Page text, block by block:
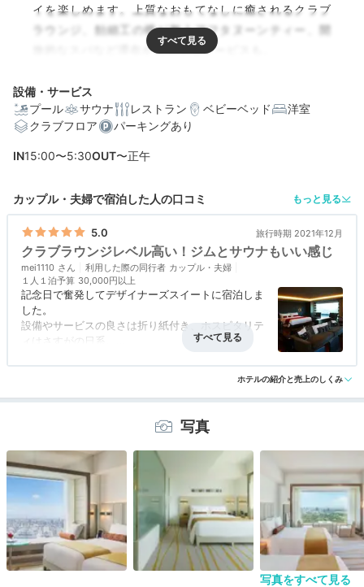
イを楽しめます。上質なおもてなしに癒されるクラブ
ラウンジ、飴細工の蝶が舞うアフタヌーンティー、開
放的なスパなど滞在が充実するサービスも。
編集部おすすめの３つのポイント
滝をイメージしたガラスアートが美しい、芸術的な"天空
のバー"
コンテンポラリーな和食を味わえるメインダイニング
設備・サービス
プール
サウナ レストラン ベビーベッド
洋室
クラブフロア
パーキングあり
IN15:00〜5:30OUT〜正午
カップル・夫婦で宿泊した人の口コミ もっと見る
5.0 旅行時期 2021年12月
クラブラウンジレベル高い！ジムとサウナもいい感じ
mei1110 利用した際の同行者 カップル・夫婦
１人１泊予算 30,000円以上
記念日で奮発してデザイナーズスイートに宿泊しま
した。
設備やサービスの良さは折り紙付き、ホスピタリテ
ィはさすがの日系。
クラブラウンジでは昼間からビールや日本酒があっ
ほぼ唯一の不満は部屋についていたサウナがあまり
熱くならなかったこと。
（ジム階のサウナはガッツリ熱いです）
アクセス 4.5 コスパ 4.0 客室 5.0 接客対応 5.0 風呂 5.0
ホテルの紹介と売上のしくみ
写真
写真をすべて見る